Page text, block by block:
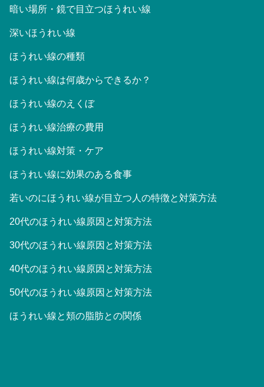
暗い場所・鏡で目立つほうれい線
深いほうれい線
ほうれい線の種類
ほうれい線は何歳からできるか？
ほうれい線のえくぼ
ほうれい線治療の費用
ほうれい線対策・ケア
ほうれい線に効果のある食事
若いのにほうれい線が目立つ人の特徴と対策方法
20代のほうれい線原因と対策方法
30代のほうれい線原因と対策方法
40代のほうれい線原因と対策方法
50代のほうれい線原因と対策方法
ほうれい線と頬の脂肪との関係